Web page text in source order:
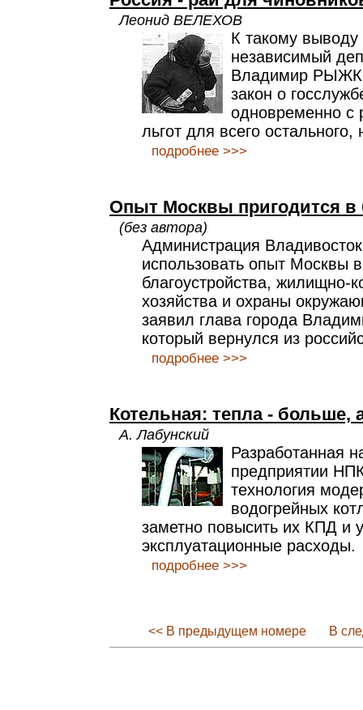
Леонид ВЕЛЕХОВ
К такому
независимый
Владимир
закон о
одновременно с
льгот для всего
подробнее >>>
Опыт Москвы пригодится в
(без автора)
Администрация
использовать опыт Москвы
благоустройства, жилищно-
хозяйства и охраны
заявил глава города
который вернулся из
подробнее >>>
Котельная: тепла - больше,
А. Лабунский
Разработанная
предприятии
технология
водогрейных
заметно повысить их КПД и
эксплуатационные расходы.
подробнее >>>
<< В предыдущем номере В